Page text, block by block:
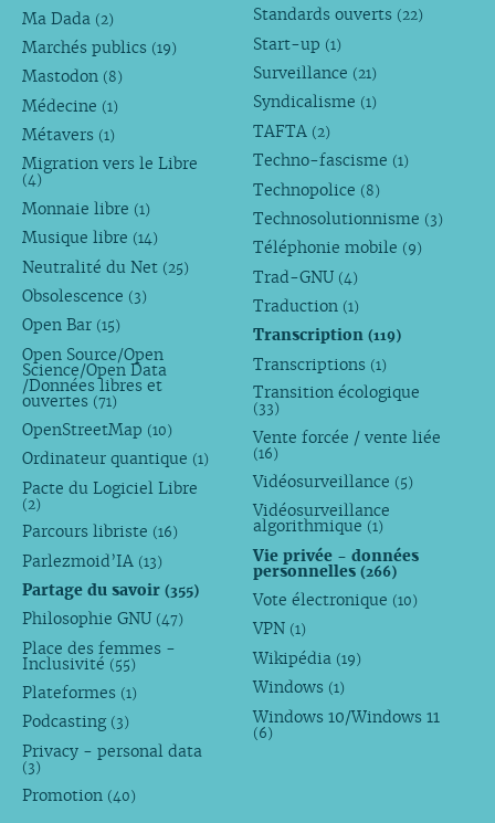
Ma Dada (2)
Marchés publics (19)
Mastodon (8)
Médecine (1)
Métavers (1)
Migration vers le Libre
(4)
Monnaie libre (1)
Musique libre (14)
Neutralité du Net (25)
Obsolescence (3)
Open Bar (15)
Open Source/Open
Science/Open Data
/Données libres et
ouvertes (71)
OpenStreetMap (10)
Ordinateur quantique (1)
Pacte du Logiciel Libre
(2)
Parcours libriste (16)
Parlezmoid’IA (13)
Partage du savoir (355)
Philosophie GNU (47)
Place des femmes -
Inclusivité (55)
Plateformes (1)
Podcasting (3)
Privacy - personal data
(3)
Promotion (40)
Standards ouverts (22)
Start-up (1)
Surveillance (21)
Syndicalisme (1)
TAFTA (2)
Techno-fascisme (1)
Technopolice (8)
Technosolutionnisme (3)
Téléphonie mobile (9)
Trad-GNU (4)
Traduction (1)
Transcription(119)
Transcriptions (1)
Transition écologique
(33)
Vente forcée / vente liée
(16)
Vidéosurveillance (5)
Vidéosurveillance
algorithmique (1)
Vie privée - données
personnelles(266)
Vote électronique (10)
VPN (1)
Wikipédia (19)
Windows (1)
Windows 10/Windows 11
(6)